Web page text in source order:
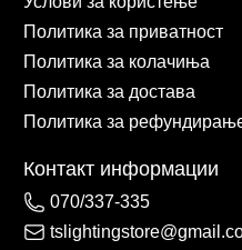
Политика за приватност
Политика за колачиња
Политика за достава
Политика за
Контакт информации
070/337-335